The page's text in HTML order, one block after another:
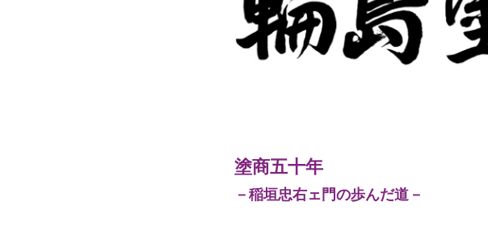
塗商五十年
－稲垣忠右ェ門の歩んだ道－